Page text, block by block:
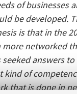
of businesses
be developed.
is that in the
networked
seeked answers
kind of
that is done in